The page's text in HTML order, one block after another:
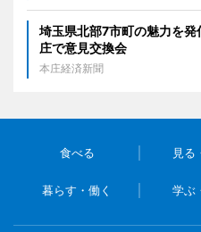
埼玉県北部7市町の魅力を
庄で意見交換会
本庄経済新聞
食べる 見る
暮らす・働く 学ぶ